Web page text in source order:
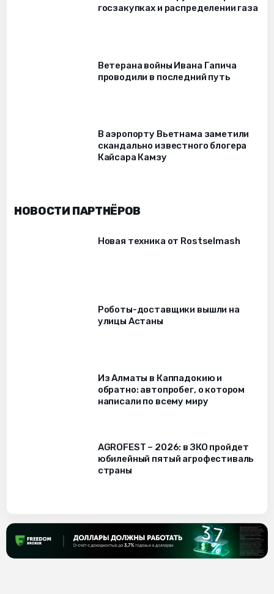
госзакупках и распределении газа
Ветерана войны Ивана Гапича
проводили в последний путь
В аэропорту Вьетнама заметили
скандально известного блогера
Кайсара Камзу
НОВОСТИ ПАРТНЁРОВ
Новая техника от Rostselmash
Роботы-доставщики вышли на
улицы Астаны
Из Алматы в Каппадокию и
обратно: автопробег, о котором
написали по всему миру
AGROFEST – 2026: в ЗКО пройдет
юбилейный пятый агрофестиваль
страны